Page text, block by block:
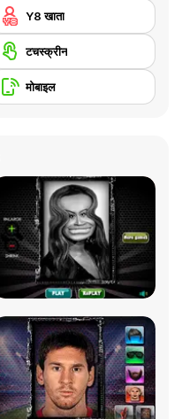
Y8 खाता
टचस्क्रीन
मोबाइल